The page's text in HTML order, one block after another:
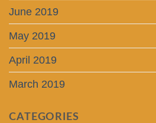
June 2019
May 2019
April 2019
March 2019
CATEGORIES